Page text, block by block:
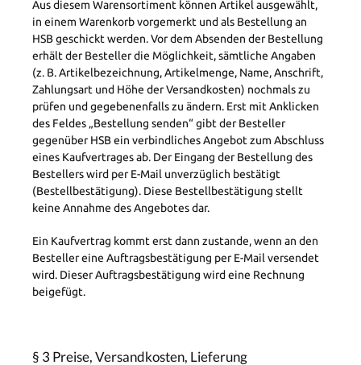
Aus diesem Warensortiment können Artikel ausgewählt,
in einem Warenkorb vorgemerkt und als Bestellung an
HSB geschickt werden. Vor dem Absenden der Bestellung
erhält der Besteller die Möglichkeit, sämtliche Angaben
(z. B. Artikelbezeichnung, Artikelmenge, Name, Anschrift,
Zahlungsart und Höhe der Versandkosten) nochmals zu
prüfen und gegebenenfalls zu ändern. Erst mit Anklicken
des Feldes „Bestellung senden“ gibt der Besteller
gegenüber HSB ein verbindliches Angebot zum Abschluss
eines Kaufvertrages ab. Der Eingang der Bestellung des
Bestellers wird per E-Mail unverzüglich bestätigt
(Bestellbestätigung). Diese Bestellbestätigung stellt
keine Annahme des Angebotes dar.
Ein Kaufvertrag kommt erst dann zustande, wenn an den
Besteller eine Auftragsbestätigung per E-Mail versendet
wird. Dieser Auftragsbestätigung wird eine Rechnung
beigefügt.
§ 3 Preise, Versandkosten, Lieferung